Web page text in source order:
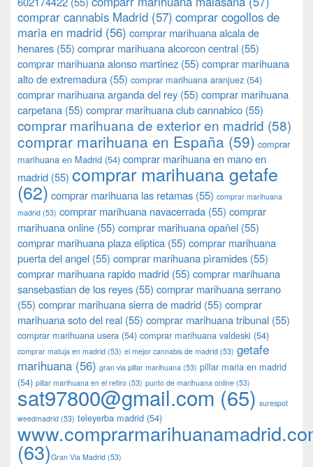
comprar cannabis Madrid (57) comprar cogollos de
maria en madrid (56) comprar marihuana alcala de
henares (55) comprar marihuana alcorcon central (55)
comprar marihuana alonso martinez (55) comprar marihuana
alto de extremadura (55) comprar marihuana aranjuez (54)
comprar marihuana arganda del rey (55) comprar marihuana
carpetana (55) comprar marihuana club cannabico (55)
comprar marihuana de exterior en madrid (58)
comprar marihuana en España (59) comprar
marihuana en Madrid (54) comprar marihuana en mano en
madrid (55) comprar marihuana getafe
(62) comprar marihuana las retamas (55) comprar marihuana
madrid (53) comprar marihuana navacerrada (55) comprar
marihuana online (55) comprar marihuana opañel (55)
comprar marihuana plaza eliptica (55) comprar marihuana
puerta del angel (55) comprar marihuana pìramides (55)
comprar marihuana rapido madrid (55) comprar marihuana
sansebastian de los reyes (55) comprar marihuana serrano
(55) comprar marihuana sierra de madrid (55) comprar
marihuana soto del real (55) comprar marihuana tribunal (55)
comprar marihuana usera (54) comprar marihuana valdeski (54)
comprar matuja en madrid (53) el mejor cannabis de madrid (53) getafe
marihuana (56) gran via pillar marihuana (53) pillar maria en madrid
(54) pillar marihuana en el retiro (53) punto de marihuana online (53)
sat97800@gmail.com (65) surespot
weedmadrid (53) teleyerba madrid (54)
(63)​​Gran Via Madrid (53)